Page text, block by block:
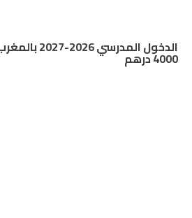
الدخول
4000 درهم